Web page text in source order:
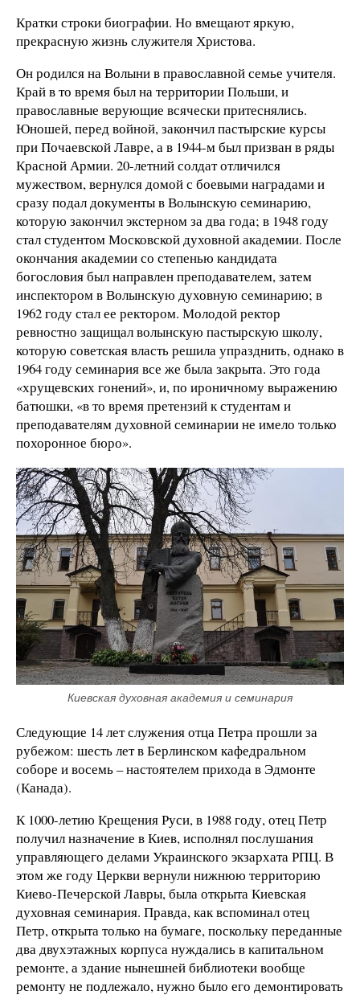
Кратки строки биографии. Но вмещают яркую,
прекрасную жизнь служителя Христова.
Он родился на Волыни в православной семье учителя.
Край в то время был на территории Польши, и
православные верующие всячески притеснялись.
Юношей, перед войной, закончил пастырские курсы
при Почаевской Лавре, а в 1944-м был призван в ряды
Красной Армии. 20-летний солдат отличился
мужеством, вернулся домой с боевыми наградами и
сразу подал документы в Волынскую семинарию,
которую закончил экстерном за два года; в 1948 году
стал студентом Московской духовной академии. После
окончания академии со степенью кандидата
богословия был направлен преподавателем, затем
инспектором в Волынскую духовную семинарию; в
1962 году стал ее ректором. Молодой ректор
ревностно защищал волынскую пастырскую школу,
которую советская власть решила упразднить, однако в
1964 году семинария все же была закрыта. Это года
«хрущевских гонений», и, по ироничному выражению
батюшки, «в то время претензий к студентам и
преподавателям духовной семинарии не имело только
похоронное бюро».
Киевская духовная академия и семинария
Следующие 14 лет служения отца Петра прошли за
рубежом: шесть лет в Берлинском кафедральном
соборе и восемь – настоятелем прихода в Эдмонте
(Канада).
К 1000-летию Крещения Руси, в 1988 году, отец Петр
получил назначение в Киев, исполнял послушания
управляющего делами Украинского экзархата РПЦ. В
этом же году Церкви вернули нижнюю территорию
Киево-Печерской Лавры, была открыта Киевская
духовная семинария. Правда, как вспоминал отец
Петр, открыта только на бумаге, поскольку переданные
два двухэтажных корпуса нуждались в капитальном
ремонте, а здание нынешней библиотеки вообще
ремонту не подлежало, нужно было его демонтировать